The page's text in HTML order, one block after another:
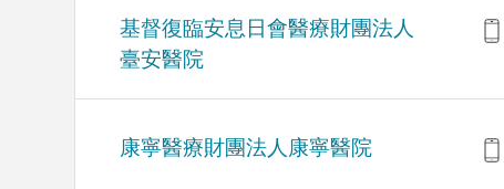
基督復臨安息日會醫療財團法人
臺安醫院
康寧醫療財團法人康寧醫院